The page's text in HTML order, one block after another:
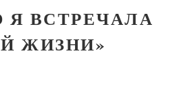
Я ВСТРЕЧАЛА
ЖИЗНИ»